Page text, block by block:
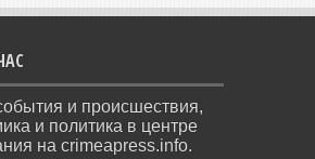
и происшествия,
и политика в центре
на crimeapress.info.